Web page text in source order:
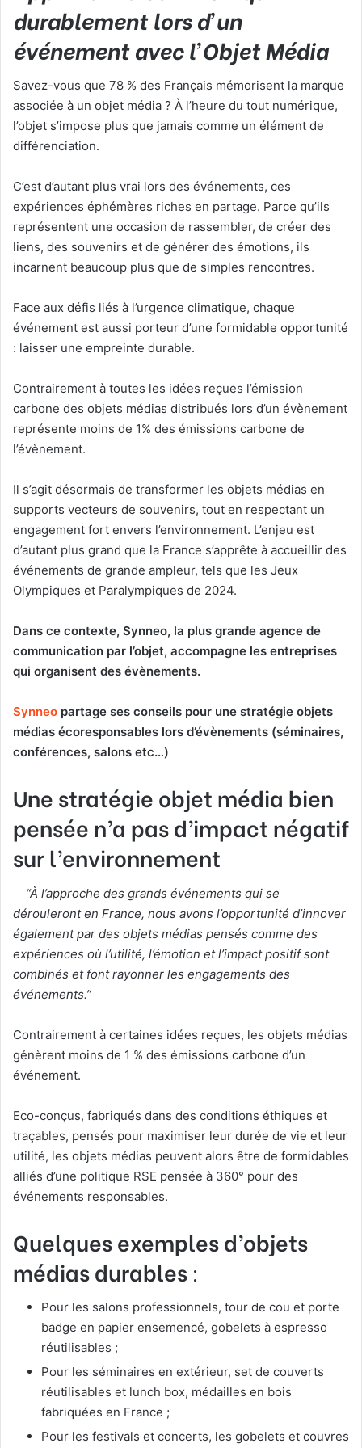
durablement lors d’un
événement avec l’Objet Média
Savez-vous que 78 % des Français mémorisent la marque
associée à un objet média ? À l’heure du tout numérique,
l’objet s’impose plus que jamais comme un élément de
différenciation.
C’est d’autant plus vrai lors des événements, ces
expériences éphémères riches en partage. Parce qu’ils
représentent une occasion de rassembler, de créer des
liens, des souvenirs et de générer des émotions, ils
incarnent beaucoup plus que de simples rencontres.
Face aux défis liés à l’urgence climatique, chaque
événement est aussi porteur d’une formidable opportunité
: laisser une empreinte durable.
Contrairement à toutes les idées reçues l’émission
carbone des objets médias distribués lors d’un évènement
représente moins de 1% des émissions carbone de
l’évènement.
Il s’agit désormais de transformer les objets médias en
supports vecteurs de souvenirs, tout en respectant un
engagement fort envers l’environnement. L’enjeu est
d’autant plus grand que la France s’apprête à accueillir des
événements de grande ampleur, tels que les Jeux
Olympiques et Paralympiques de 2024.
Dans ce contexte, Synneo, la plus grande agence de
communication par l’objet, accompagne les entreprises
qui organisent des évènements.
Synneo partage ses conseils pour une stratégie objets
médias écoresponsables lors d’évènements (séminaires,
conférences, salons etc…)
Une stratégie objet média bien
pensée n’a pas d’impact négatif
sur l’environnement
“À l’approche des grands événements qui se
dérouleront en France, nous avons l’opportunité d’innover
également par des objets médias pensés comme des
expériences où l’utilité, l’émotion et l’impact positif sont
combinés et font rayonner les engagements des
événements.”
Contrairement à certaines idées reçues, les objets médias
génèrent moins de 1 % des émissions carbone d’un
événement.
Eco-conçus, fabriqués dans des conditions éthiques et
traçables, pensés pour maximiser leur durée de vie et leur
utilité, les objets médias peuvent alors être de formidables
alliés d’une politique RSE pensée à 360° pour des
événements responsables.
Quelques exemples d’objets
médias durables :
Pour les salons professionnels, tour de cou et porte
badge en papier ensemencé, gobelets à espresso
réutilisables ;
Pour les séminaires en extérieur, set de couverts
réutilisables et lunch box, médailles en bois
fabriquées en France ;
Pour les festivals et concerts, les gobelets et couvres